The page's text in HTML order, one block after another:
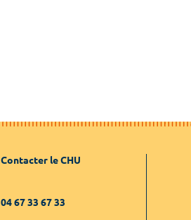
Contacter le CHU
04 67 33 67 33